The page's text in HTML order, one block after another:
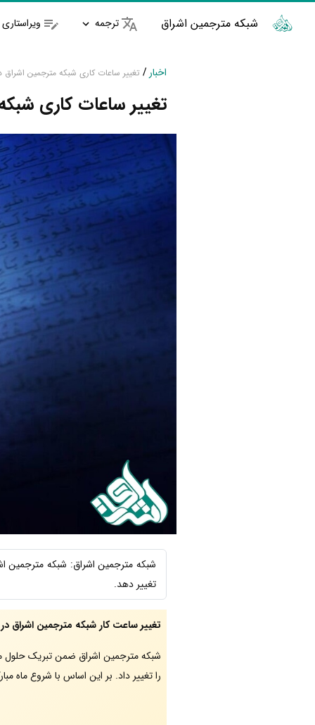
شبکه مترجمین اشراق ترجمه ویراستاری
اخبار / تغییر ساعات کاری شبکه مترجمین اشراق
تغییر ساعات کاری
شبکه مترجمین اشراق: شبکه مترجمین
تغییر دهد.
تغییر ساعت کار شبکه مترجمین اشراق
شبکه مترجمین اشراق ضمن تبریک حلول
را تغییر داد. بر این اساس با شروع ماه مبارک, ساعات کاری